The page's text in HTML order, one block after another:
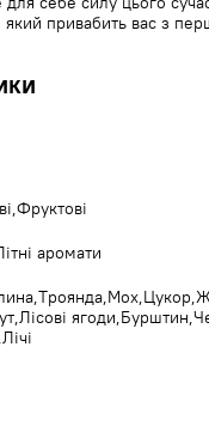
який привабить вас з
Фруктові
аромати
Троянда Мох Цукор
Лісові ягоди Бурштин
Лічі